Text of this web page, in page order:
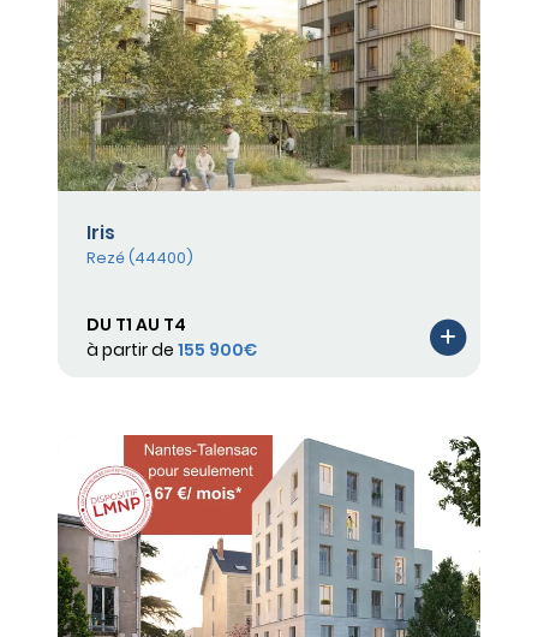
Iris
Rezé (44400)
DU T1 AU T4
à partir de 155 900€